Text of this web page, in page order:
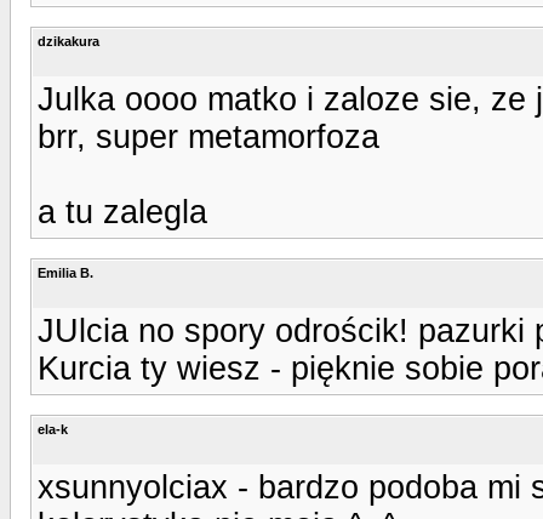
dzikakura
Julka oooo matko i zaloze sie,
brr, super metamorfoza
a tu zalegla
Emilia B.
JUlcia no spory odrościk! pazurki
Kurcia ty wiesz - pięknie sobie
ela-k
xsunnyolciax - bardzo podoba mi